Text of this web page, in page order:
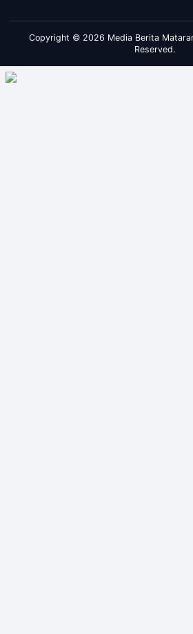
Copyright © 2026 Media Berita
Reserved.